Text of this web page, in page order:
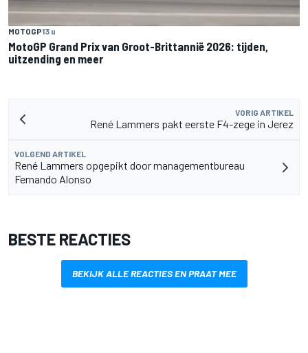
MOTOGP13 u
MotoGP Grand Prix van Groot-Brittannië 2026: tijden,
uitzending en meer
VORIG ARTIKEL
René Lammers pakt eerste F4-zege in Jerez
VOLGEND ARTIKEL
René Lammers opgepikt door managementbureau
Fernando Alonso
BESTE REACTIES
BEKIJK ALLE REACTIES EN PRAAT MEE